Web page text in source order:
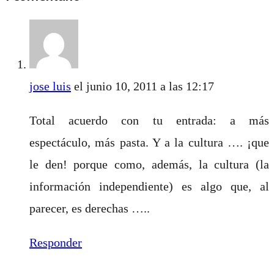
jose luis el junio 10, 2011 a las 12:17
Total acuerdo con tu entrada: a más
espectáculo, más pasta. Y a la cultura …. ¡que
le den! porque como, además, la cultura (la
información independiente) es algo que, al
parecer, es derechas …..
Responder